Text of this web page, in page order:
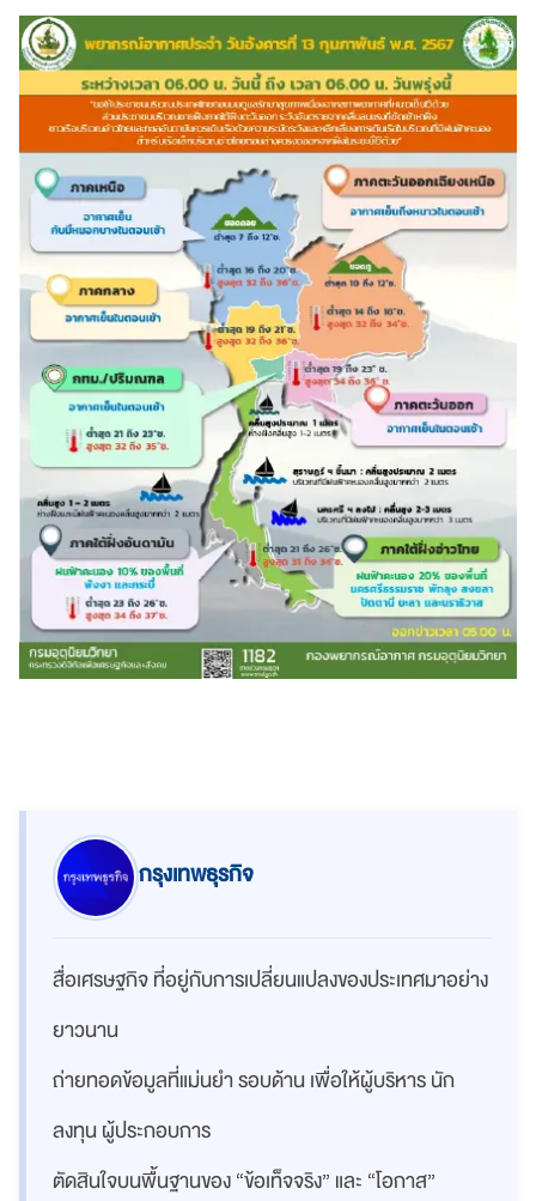
กรุงเทพธุรกิจ
สื่อเศรษฐกิจ ที่อยู่กับการเปลี่ยนแปลงของประเทศมาอย่าง
ยาวนาน
ถ่ายทอดข้อมูลที่แม่นยำ รอบด้าน เพื่อให้ผู้บริหาร นัก
ลงทุน ผู้ประกอบการ
ตัดสินใจบนพื้นฐานของ “ข้อเท็จจริง” และ “โอกาส”